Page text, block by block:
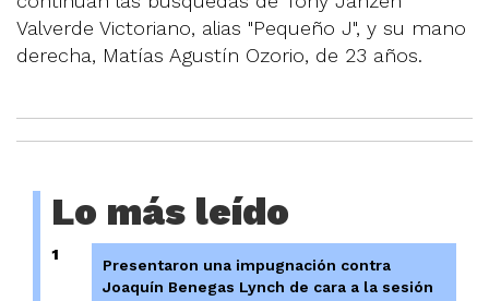
Valverde Victoriano, alias "Pequeño J", y su mano
derecha, Matías Agustín Ozorio, de 23 años.
Lo más leído
1
Presentaron una impugnación contra
Joaquín Benegas Lynch de cara a la sesión